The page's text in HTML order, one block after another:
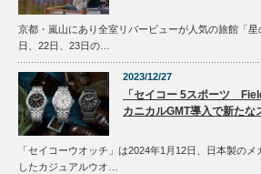
京都・嵐山にあり全室リバービューが人気の旅館「星
日、22日、23日の…
2023/12/27
「セイコー 5スポーツ
カニカルGMT導入で新たな
「セイコーウオッチ」は2024年1月12日、日本製の
したカジュアルウオ…